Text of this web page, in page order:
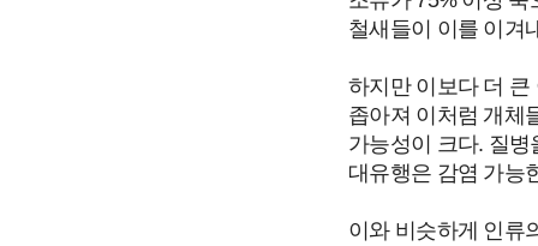
철새들이 이를 이겨
하지만 이보다 더
좁아져 이처럼 개체
가능성이 크다. 질
대유행은 감염 가능
이와 비슷하게 인류